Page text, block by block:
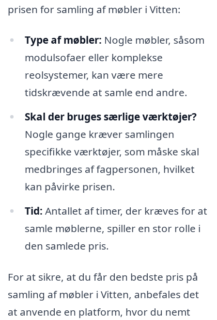
prisen for samling af møbler i Vitten:
Type af møbler: Nogle møbler, såsom
modulsofaer eller komplekse
reolsystemer, kan være mere
tidskrævende at samle end andre.
Skal der bruges særlige værktøjer?
Nogle gange kræver samlingen
specifikke værktøjer, som måske skal
medbringes af fagpersonen, hvilket
kan påvirke prisen.
Tid: Antallet af timer, der kræves for at
samle møblerne, spiller en stor rolle i
den samlede pris.
For at sikre, at du får den bedste pris på
samling af møbler i Vitten, anbefales det
at anvende en platform, hvor du nemt